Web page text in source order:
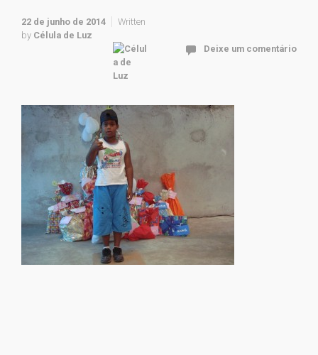
22 de junho de 2014
Written
by Célula de Luz
Deixe um comentário